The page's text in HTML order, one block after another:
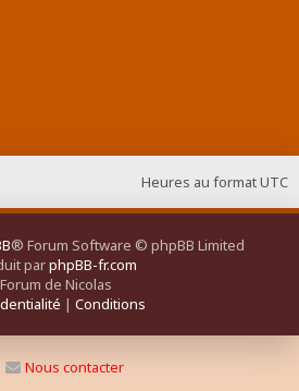
Heures au formatUTC
® Forum Software © phpBB Limited
parphpBB-fr.com
Forum de Nicolas
| Conditions
Nous contacter